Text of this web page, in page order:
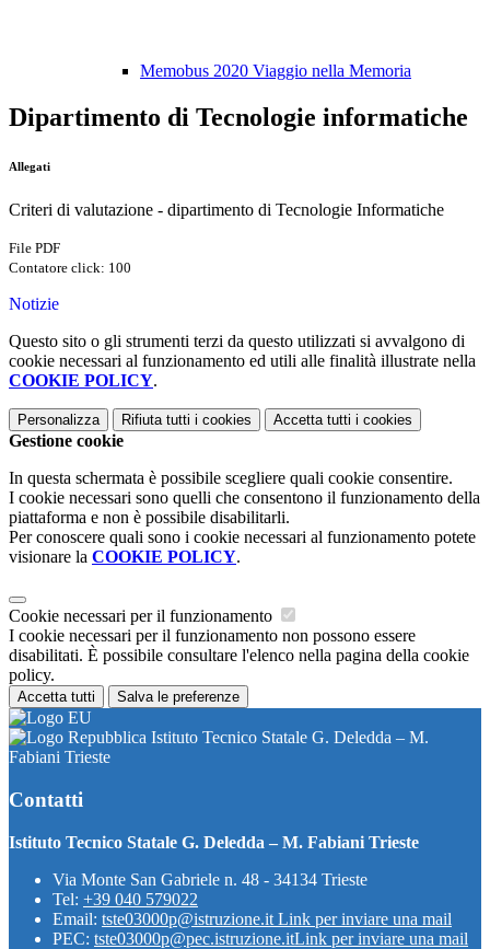
Memobus 2020 Viaggio nella Memoria
Dipartimento di Tecnologie informatiche
Allegati
Criteri di valutazione - dipartimento di Tecnologie Informatiche
File PDF
Contatore click: 100
Notizie
Questo sito o gli strumenti terzi da questo utilizzati si avvalgono di
cookie necessari al funzionamento ed utili alle finalità illustrate nella
COOKIE POLICY.
Personalizza Rifiuta tutti i cookies Accetta tutti i cookies
Gestione cookie
In questa schermata è possibile scegliere quali cookie consentire.
I cookie necessari sono quelli che consentono il funzionamento della
piattaforma e non è possibile disabilitarli.
Per conoscere quali sono i cookie necessari al funzionamento potete
visionare la COOKIE POLICY.
Cookie necessari per il funzionamento
I cookie necessari per il funzionamento non possono essere
disabilitati. È possibile consultare l'elenco nella pagina della cookie
policy.
Accetta tutti Salva le preferenze
Istituto Tecnico Statale G. Deledda – M.
Fabiani Trieste
Contatti
Istituto Tecnico Statale G. Deledda – M. Fabiani Trieste
Via Monte San Gabriele n. 48 - 34134 Trieste
Tel: +39 040 579022
Email: tste03000p@istruzione.it Link per inviare una mail
PEC: tste03000p@pec.istruzione.itLink per inviare una mail